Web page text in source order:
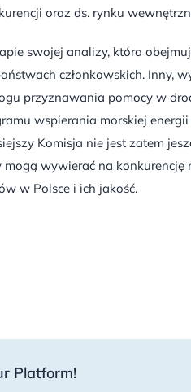
oraz ds. rynku
swojej analizy, która
członkowskich. Inny,
przyznawania pomocy w
wspierania morskiej
Komisja nie jest zatem
mogą wywierać na
w Polsce i ich jakość.
Platform!